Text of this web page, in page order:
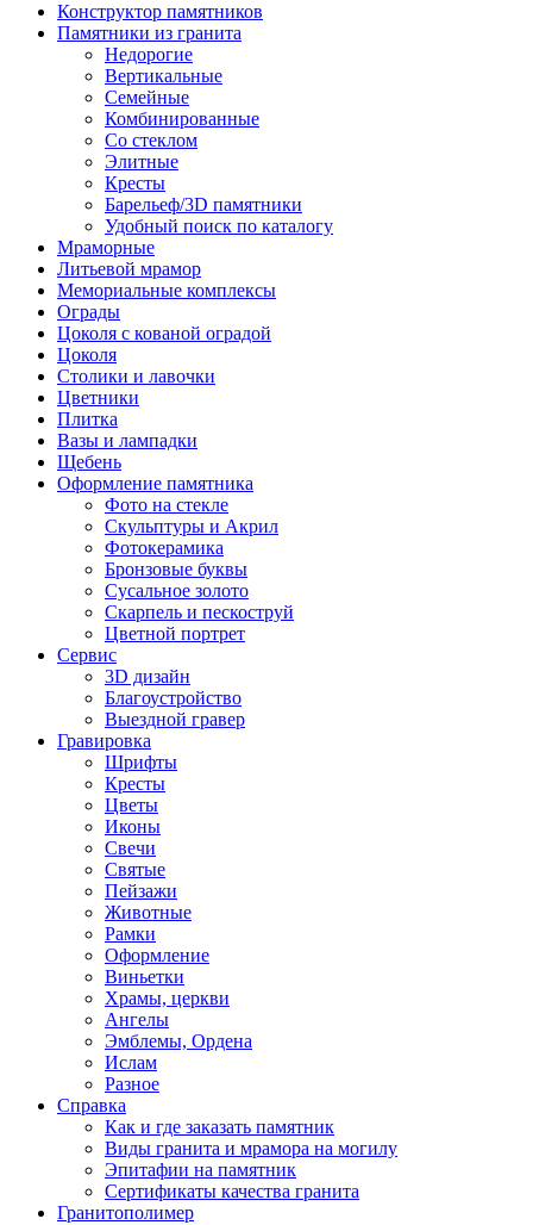
Конструктор памятников
Памятники из гранита
Недорогие
Вертикальные
Семейные
Комбинированные
Со стеклом
Элитные
Кресты
Барельеф/3D памятники
Удобный поиск по каталогу
Мраморные
Литьевой мрамор
Мемориальные комплексы
Ограды
Цоколя с кованой оградой
Цоколя
Столики и лавочки
Цветники
Плитка
Вазы и лампадки
Щебень
Оформление памятника
Фото на стекле
Скульптуры и Акрил
Фотокерамика
Бронзовые буквы
Сусальное золото
Скарпель и пескоструй
Цветной портрет
Сервис
3D дизайн
Благоустройство
Выездной гравер
Гравировка
Шрифты
Кресты
Цветы
Иконы
Свечи
Святые
Пейзажи
Животные
Рамки
Оформление
Виньетки
Храмы, церкви
Ангелы
Эмблемы, Ордена
Ислам
Разное
Справка
Как и где заказать памятник
Виды гранита и мрамора на могилу
Эпитафии на памятник
Сертификаты качества гранита
Гранитополимер